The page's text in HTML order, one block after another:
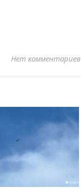
Нет комментариев